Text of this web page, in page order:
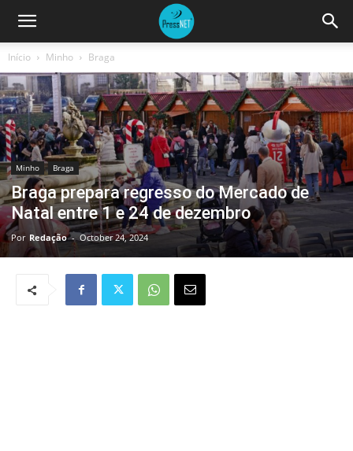
Início Minho Braga
Minho Braga
Braga prepara regresso do Mercado de
Natal entre 1 e 24 de dezembro
Por Redação - October 24, 2024